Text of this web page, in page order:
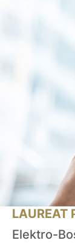
LAUREAT
Elektro-